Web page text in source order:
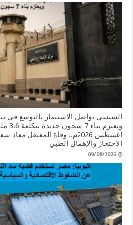
السيسي يواصل الاستثمار بالتوسع في
أغسطس 2026م.. وفاة
الاحتجاز والإهمال الطبي
09/08/2026